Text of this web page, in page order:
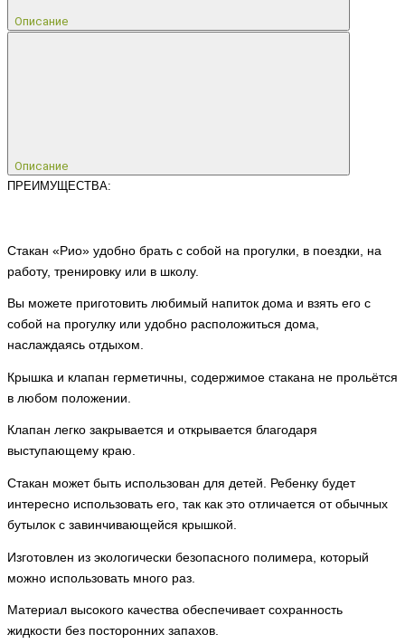
Описание
Описание
ПРЕИМУЩЕСТВА:
Стакан «Рио» удобно брать с собой на прогулки, в поездки, на
работу, тренировку или в школу.
Вы можете приготовить любимый напиток дома и взять его с
собой на прогулку или удобно расположиться дома,
наслаждаясь отдыхом.
Крышка и клапан герметичны, содержимое стакана не прольётся
в любом положении.
Клапан легко закрывается и открывается благодаря
выступающему краю.
Стакан может быть использован для детей. Ребенку будет
интересно использовать его, так как это отличается от обычных
бутылок с завинчивающейся крышкой.
Изготовлен из экологически безопасного полимера, который
можно использовать много раз.
Материал высокого качества обеспечивает сохранность
жидкости без посторонних запахов.